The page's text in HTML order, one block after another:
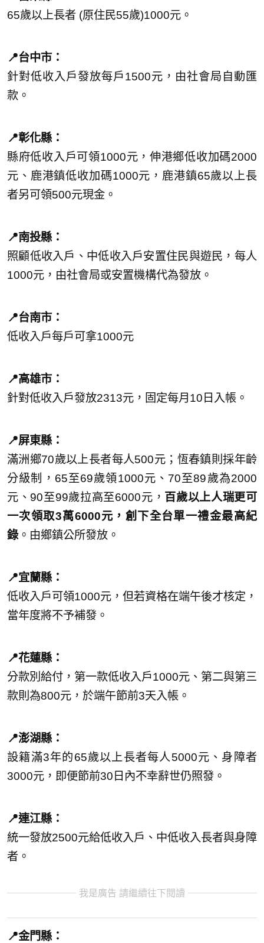
65歲以上長者 (原住民55歲)1000元。
📍台中市：
針對低收入戶發放每戶1500元，由社會局自動匯
款。
📍彰化縣：
縣府低收入戶可領1000元，伸港鄉低收加碼2000
元、鹿港鎮低收加碼1000元，鹿港鎮65歲以上長
者另可領500元現金。
📍南投縣：
照顧低收入戶、中低收入戶安置住民與遊民，每人
1000元，由社會局或安置機構代為發放。
📍台南市：
低收入戶每戶可拿1000元
📍高雄市：
針對低收入戶發放2313元，固定每月10日入帳。
📍屏東縣：
滿洲鄉70歲以上長者每人500元；恆春鎮則採年齡
分級制，65至69歲領1000元、70至89歲為2000
元、90至99歲拉高至6000元， 百歲以上人瑞更可
一次領取3萬6000元，創下全台單一禮金最高紀
錄。由鄉鎮公所發放。
📍宜蘭縣：
低收入戶可領1000元，但若資格在端午後才核定，
當年度將不予補發。
📍花蓮縣：
分款別給付，第一款低收入戶1000元、第二與第三
款則為800元，於端午節前3天入帳。
📍澎湖縣：
設籍滿3年的65歲以上長者每人5000元、身障者
3000元，即便節前30日內不幸辭世仍照發。
📍連江縣：
統一發放2500元給低收入戶、中低收入長者與身障
者。
我是廣告 請繼續往下閱讀
📍金門縣：